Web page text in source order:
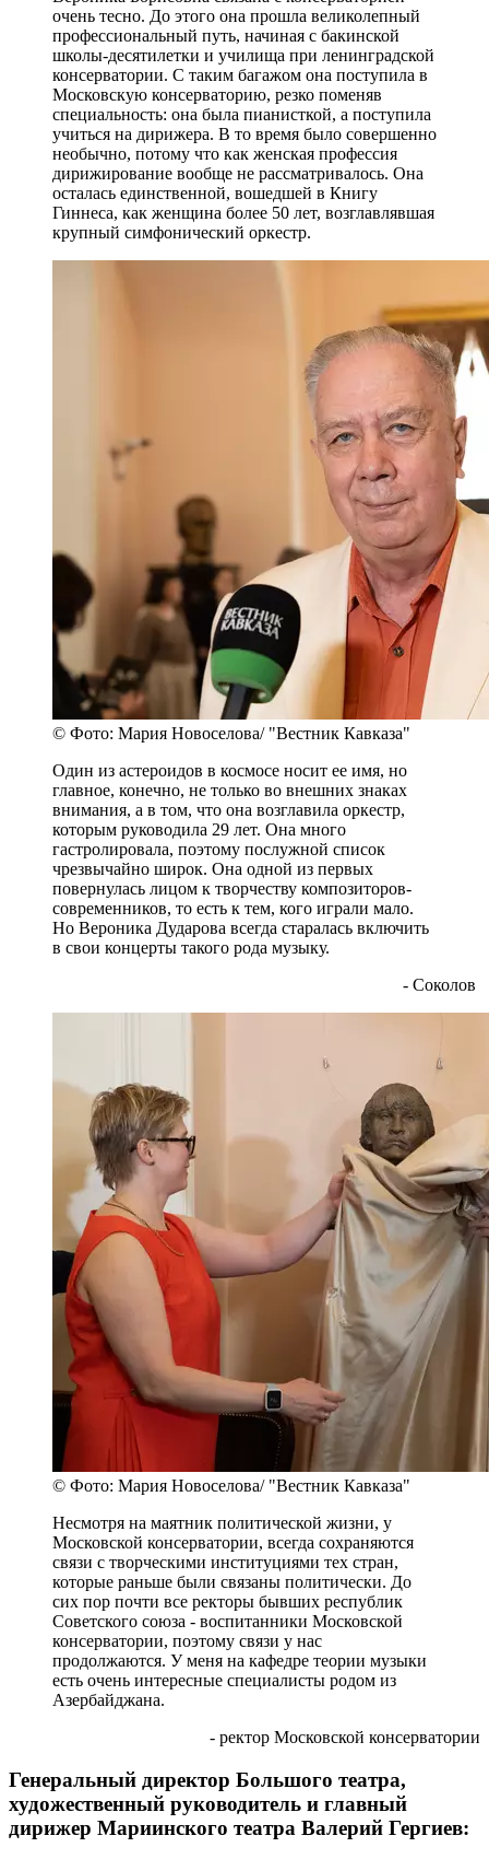
очень тесно. До этого она прошла великолепный
профессиональный путь, начиная с бакинской
школы-десятилетки и училища при ленинградской
консерватории. С таким багажом она поступила в
Московскую консерваторию, резко поменяв
специальность: она была пианисткой, а поступила
учиться на дирижера. В то время было совершенно
необычно, потому что как женская профессия
дирижирование вообще не рассматривалось. Она
осталась единственной, вошедшей в Книгу
Гиннеса, как женщина более 50 лет, возглавлявшая
крупный симфонический оркестр.
© Фото: Мария Новоселова/ "Вестник Кавказа"
Один из астероидов в космосе носит ее имя, но
главное, конечно, не только во внешних знаках
внимания, а в том, что она возглавила оркестр,
которым руководила 29 лет. Она много
гастролировала, поэтому послужной список
чрезвычайно широк. Она одной из первых
повернулась лицом к творчеству композиторов-
современников, то есть к тем, кого играли мало.
Но Вероника Дударова всегда старалась включить
в свои концерты такого рода музыку.
- Соколов
© Фото: Мария Новоселова/ "Вестник Кавказа"
Несмотря на маятник политической жизни, у
Московской консерватории, всегда сохраняются
связи с творческими институциями тех стран,
которые раньше были связаны политически. До
сих пор почти все ректоры бывших республик
Советского союза - воспитанники Московской
консерватории, поэтому связи у нас
продолжаются. У меня на кафедре теории музыки
есть очень интересные специалисты родом из
Азербайджана.
- ректор Московской консерватории
Генеральный директор Большого театра,
художественный руководитель и главный
дирижер Мариинского театра Валерий Гергиев: